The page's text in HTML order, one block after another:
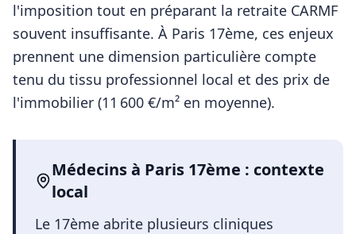
l'imposition tout en préparant la retraite CARMF
souvent insuffisante. À Paris 17ème, ces enjeux
prennent une dimension particulière compte
tenu du tissu professionnel local et des prix de
l'immobilier (11 600 €/m² en moyenne).
Médecinsà Paris 17ème : contexte
local
Le 17ème abrite plusieurs cliniques